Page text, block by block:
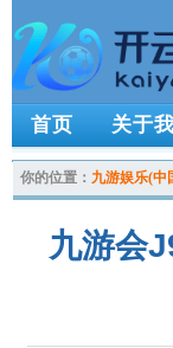
首页 关于
你的位置： 九游娱乐(中
九游会